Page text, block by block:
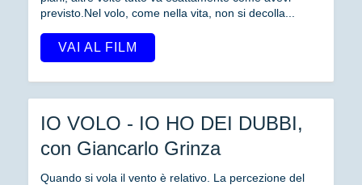
previsto.Nel volo, come nella vita, non si decolla...
VAI AL FILM
IO VOLO - IO HO DEI DUBBI,
con Giancarlo Grinza
Quando si vola il vento è relativo. La percezione del